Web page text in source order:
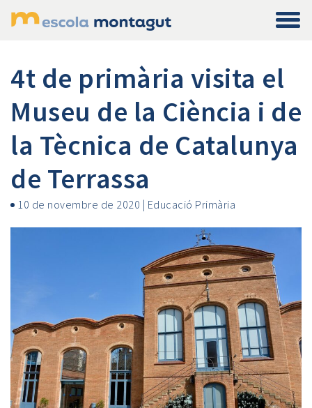
4t de primària visita el
Museu de la Ciència i de
la Tècnica de Catalunya
de Terrassa
10 de novembre de 2020 | Educació Primària